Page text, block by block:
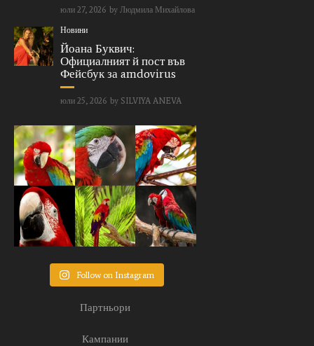
юли 27, 2026 by Людмила Михайлова
Новини
Йоана Буквич:
Официалният й пост във
Фейсбук за amdovirus
юли 25, 2026 by SILVIYA ANEVA
Follow on Instagram
Партньори
Кампании